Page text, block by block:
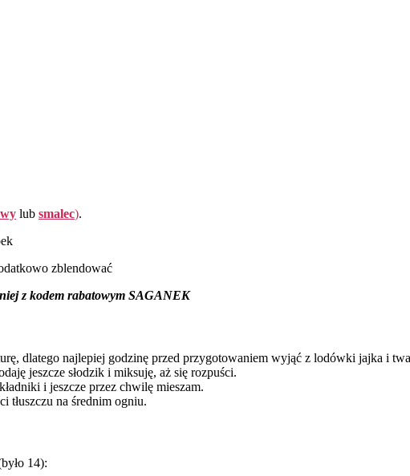
lub smalec).
zblendować
z kodem rabatowym SAGANEK
dlatego najlepiej godzinę przed przygotowaniem wyjąć z lodówki jajka i
jeszcze słodzik i miksuję, aż się rozpuści.
i jeszcze przez chwilę mieszam.
tłuszczu na średnim ogniu.
14):